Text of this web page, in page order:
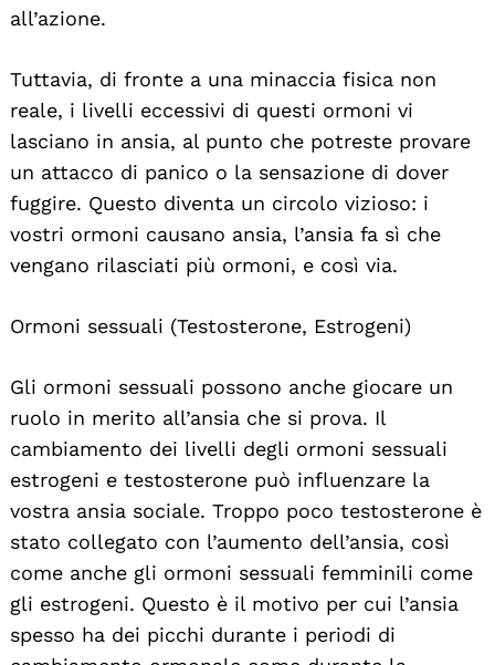
all’azione.
Tuttavia, di fronte a una minaccia fisica non
reale, i livelli eccessivi di questi ormoni vi
lasciano in ansia, al punto che potreste provare
un attacco di panico o la sensazione di dover
fuggire. Questo diventa un circolo vizioso: i
vostri ormoni causano ansia, l’ansia fa sì che
vengano rilasciati più ormoni, e così via.
Ormoni sessuali (Testosterone, Estrogeni)
Gli ormoni sessuali possono anche giocare un
ruolo in merito all’ansia che si prova. Il
cambiamento dei livelli degli ormoni sessuali
estrogeni e testosterone può influenzare la
vostra ansia sociale. Troppo poco testosterone è
stato collegato con l’aumento dell’ansia, così
come anche gli ormoni sessuali femminili come
gli estrogeni. Questo è il motivo per cui l’ansia
spesso ha dei picchi durante i periodi di